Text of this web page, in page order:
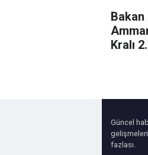
Bakan
Kralı
Güncel
fazlası.